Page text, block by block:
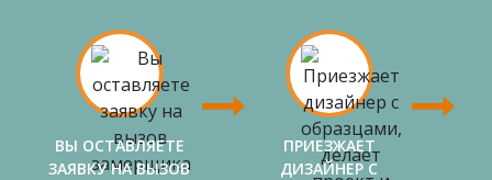
ВЫ ОСТАВЛЯЕТЕ
ЗАЯВКУ НА ВЫЗОВ
ПРИЕЗЖАЕТ
ДИЗАЙНЕР С